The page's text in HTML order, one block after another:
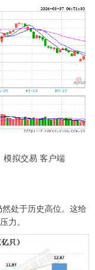
模拟交易 客户端
处于历史高位。这给
力。